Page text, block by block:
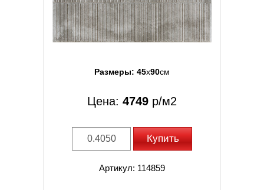
Размеры: 45x90см
Цена: 4749 р/м2
Купить
Артикул: 114859